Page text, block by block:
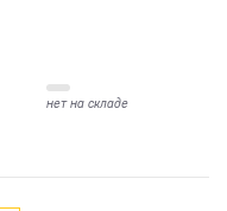
нет на складе